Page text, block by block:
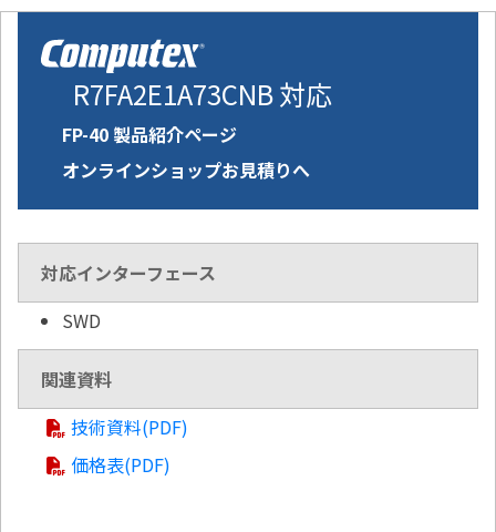
R7FA2E1A73CNB 対応
FP-40 製品紹介ページ
オンラインショップお見積りへ
対応インターフェース
SWD
関連資料
技術資料(PDF)
価格表(PDF)